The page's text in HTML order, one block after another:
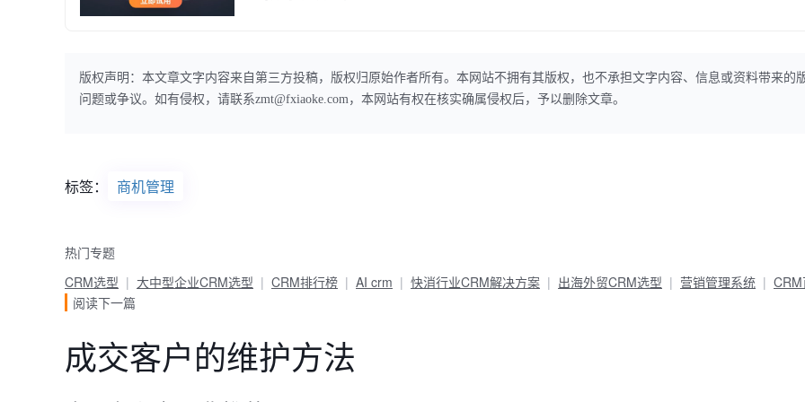
版权声明：本文章文字内容来自第三方投稿，版权归原始作者所有。本网站不拥有其版权，也不承担文字内容、信息或资料带来的
问题或争议。如有侵权，请联系zmt@fxiaoke.com，本网站有权在核实确属侵权后，予以删除文章。
标签： 商机管理
热门专题
CRM选型
大中型企业CRM选型 CRM排行榜 AI crm 快消行业CRM解决方案 出海外贸CRM选型 营销管理系统
阅读下一篇
成交客户的维护方法